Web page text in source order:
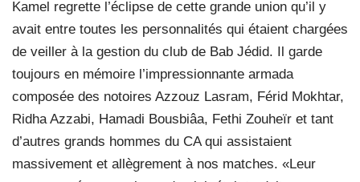
Kamel regrette l’éclipse de cette grande union qu’il y
avait entre toutes les personnalités qui étaient chargées
de veiller à la gestion du club de Bab Jédid. Il garde
toujours en mémoire l’impressionnante armada
composée des notoires Azzouz Lasram, Férid Mokhtar,
Ridha Azzabi, Hamadi Bousbiâa, Fethi Zouheïr et tant
d’autres grands hommes du CA qui assistaient
massivement et allègrement à nos matches. «Leur